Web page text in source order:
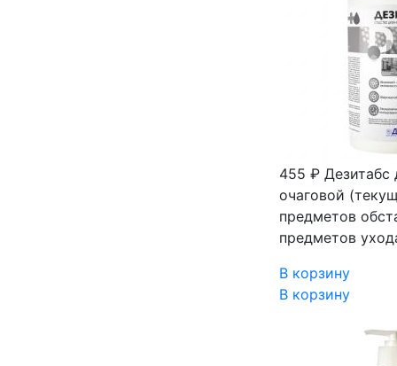
455 ₽ Дезитабс
очаговой
предметов
предметов
В корзину
В корзину